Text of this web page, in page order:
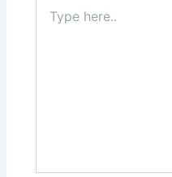
here..